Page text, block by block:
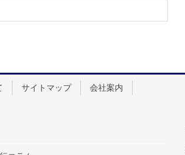
サイトマップ 会社案内